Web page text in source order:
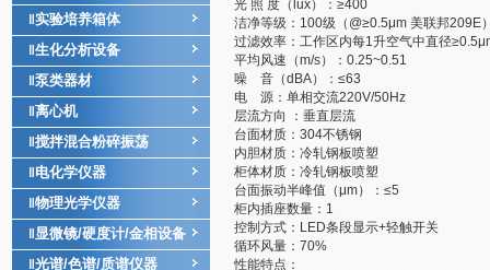
实验培养箱体
生化分析设备
泵类器材
离心机
搅拌混合粉碎振荡
电化学仪器
物理光学仪器
显微镜/硬度计/金相设备
光谱/色谱/质谱仪器
光 照 度（lux）：≥400
洁净等级：100级（@≥0.5μm 美联邦209E
过滤效率：工作区内每1升空气中直径
平均风速（m/s）：0.25~0.51
噪 音（dBA）：≤63
电 源：单相交流220V/50Hz
层流方向 ：垂直层流
台面材质：304不锈钢
内胆材质：冷轧钢板喷塑
柜体材质：冷轧钢板喷塑
台面振动半峰值（μm）：≤5
柜内插座数量：1
控制方式：LED条段显示+轻触开关
循环风量：70%
性能特点：